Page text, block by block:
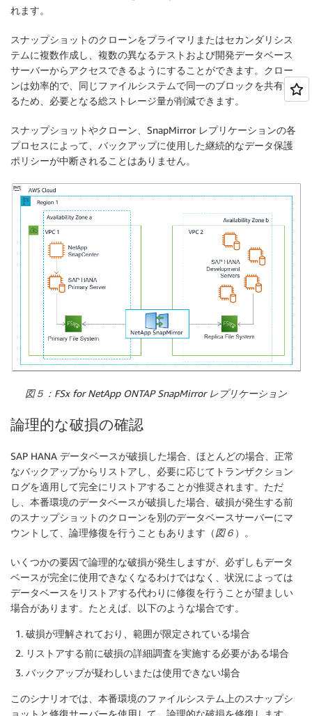
れます。
スナップショットのクローンをプライマリまたはセカンダリシス
テムに複数作成し、複数の異なるテストおよび開発データベース
サーバーからアクセスできるようにすることができます。クロー
ンは効率的で、同じファイルシステムで同一のブロックを共有す
るため、必要となる総ストレージ量が削減できます。
スナップショットやクローン、SnapMirror レプリケーションの各
プロセスによって、バックアップに使用した継続的なデータ保護
ポリシーが中断されることはありません。
図５：FSx for NetApp ONTAP SnapMirror レプリケーション
論理的な破損の確認
SAP HANA データベースが破損した場合、ほとんどの場合、正常
なバックアップからリストアし、必要に応じてトランザクション
ログを適用して完全にリストアすることが推奨されます。ただ
し、本番環境のデータベースが破損した場合、破損が発生する前
のスナップショットのクローンを別のデータベースサーバーにマ
ウントして、論理修復を行うこともあります（図６）。
いくつかの要因で論理的な破損が発生しますが、必ずしもデータ
ベースが完全に使用できなくなるわけではなく、状況によっては
データベースをリストアする代わりに修復を行うことが望ましい
場合があります。たとえば、以下のような場合です。
破損が理解されており、範囲が限定されている場合
リストアする前に破損の詳細調査を実施する必要がある場合
バックアップが疑わしいまたは使用できない場合
このシナリオでは、本番環境のファイルシステム上のスナップシ
ョットと修復サーバーを使用して、論理的な破損を修復します。